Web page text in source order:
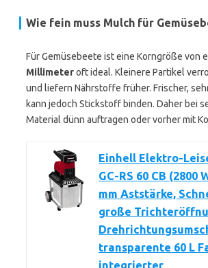
Wie fein muss Mulch für
Für Gemüsebeete ist eine Korngröße von
Millimeteroft ideal. Kleinere Partikel
und liefern Nährstoffe früher. Frischer,
kann jedoch Stickstoff binden. Daher bei
Material dünn auftragen oder vorher mit
Einhell Elektro-
GC-RS 60 CB (2800
mm Aststärke,
große
transparente 60 L
integrierter